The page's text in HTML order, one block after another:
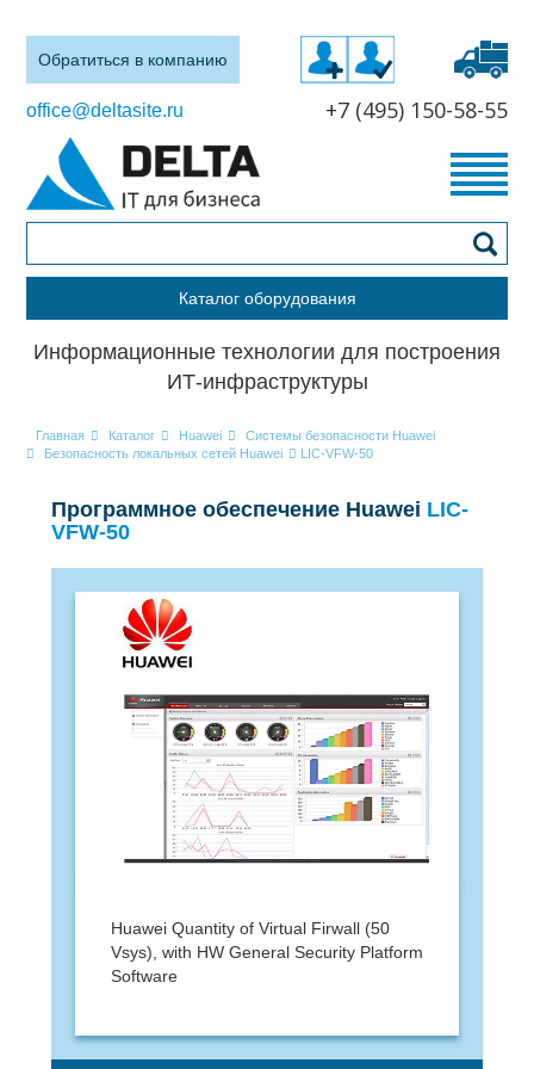
Обратиться в компанию
office@deltasite.ru +7 (495) 150-58-55
Каталог оборудования
Информационные технологии для построения
ИТ-инфраструктуры
Главная Каталог Huawei
Системы безопасности Huawei
Безопасность локальных сетей Huawei
LIC-VFW-50
Программное обеспечение Huawei LIC-
VFW-50
Huawei Quantity of Virtual Firwall (50
Vsys), with HW General Security Platform
Software